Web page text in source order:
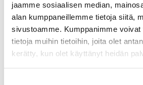
jaamme sosiaalisen median,
alan kumppaneillemme tietoja siitä,
sivustoamme. Kumppanimme voivat
tietoja muihin tietoihin, joita olet
kerätty, kun olet käyttänyt heidän
Yritystuet ja rahoitus